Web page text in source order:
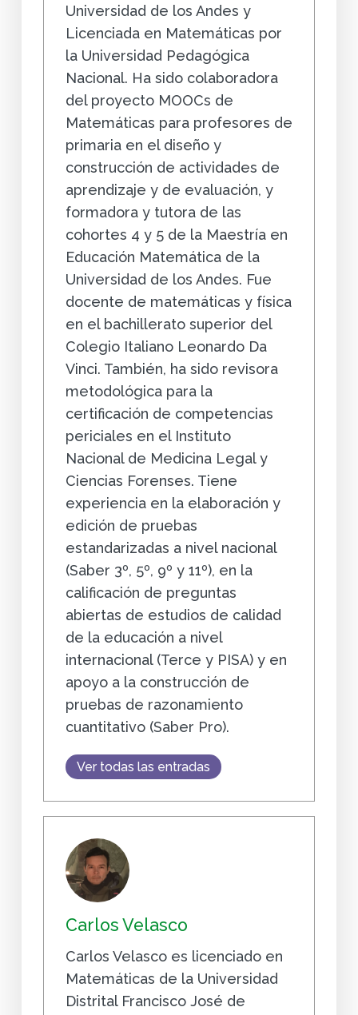
Universidad de los Andes y
Licenciada en Matemáticas por
la Universidad Pedagógica
Nacional. Ha sido colaboradora
del proyecto MOOCs de
Matemáticas para profesores de
primaria en el diseño y
construcción de actividades de
aprendizaje y de evaluación, y
formadora y tutora de las
cohortes 4 y 5 de la Maestría en
Educación Matemática de la
Universidad de los Andes. Fue
docente de matemáticas y física
en el bachillerato superior del
Colegio Italiano Leonardo Da
Vinci. También, ha sido revisora
metodológica para la
certificación de competencias
periciales en el Instituto
Nacional de Medicina Legal y
Ciencias Forenses. Tiene
experiencia en la elaboración y
edición de pruebas
estandarizadas a nivel nacional
(Saber 3º, 5º, 9º y 11º), en la
calificación de preguntas
abiertas de estudios de calidad
de la educación a nivel
internacional (Terce y PISA) y en
apoyo a la construcción de
pruebas de razonamiento
cuantitativo (Saber Pro).
Ver todas las entradas
Carlos Velasco
Carlos Velasco es licenciado en
Matemáticas de la Universidad
Distrital Francisco José de